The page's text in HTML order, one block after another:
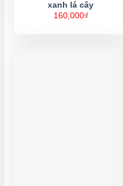
xanh lá cây
160,000₫